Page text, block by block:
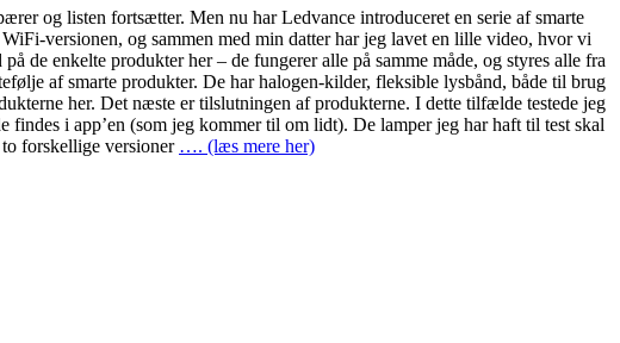
og listen fortsætter. Men nu har Ledvance introduceret en serie af smarte
versionen, og sammen med min datter har jeg lavet en lille video, hvor vi
de enkelte produkter her – de fungerer alle på samme måde, og styres alle fra
af smarte produkter. De har halogen-kilder, fleksible lysbånd, både til brug
her. Det næste er tilslutningen af produkterne. I dette tilfælde testede jeg
i app’en (som jeg kommer til om lidt). De lamper jeg har haft til test skal
forskellige versioner …. (læs mere her)